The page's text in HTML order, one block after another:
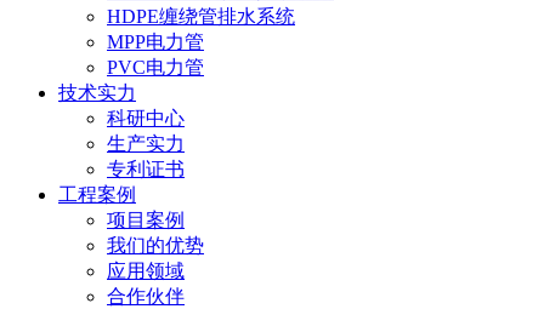
HDPE缠绕管排水系统
MPP电力管
PVC电力管
技术实力
科研中心
生产实力
专利证书
工程案例
项目案例
我们的优势
应用领域
合作伙伴